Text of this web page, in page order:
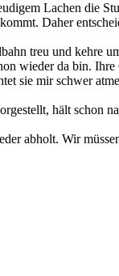
Lachen die
Daher
treu und kehre
wieder da bin.
sie mir schwer
hält schon
abholt. Wir